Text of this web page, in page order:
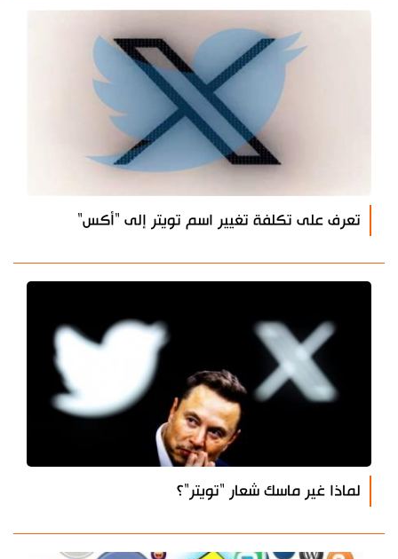
تعرف على تكلفة تغيير اسم تويتر إلى "أكس"
لماذا غير ماسك شعار "تويتر"؟